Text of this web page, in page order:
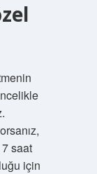
saat
için